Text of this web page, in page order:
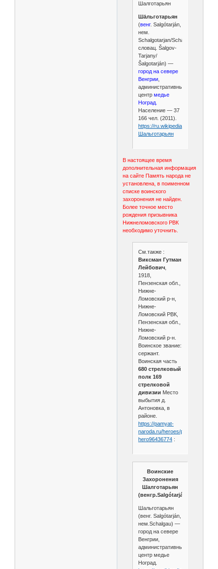
Шалготарьян
Ша́льготарьян
(венг. Salgótarján,
нем.
Schalgotarjan/Schalgau,
словац. Šalgov-
Tarjany/
Šalgotarján) —
город на севере
Венгрии,
административный
центр медье
Ноград.
Население — 37
166 чел. (2011).
https://ru.wikipedia.org/wiki/
Шальготарьян
В настоящее время
дополнительная информация
на сайте Память народа не
установлена, в поименном
списке воинского
захоронения не найден.
Более точное место
рождения призывника
Нижнеломовского РВК
необходимо уточнить.
См.также :
Виксман Гутман
Лейбович,
1918,
Пензенская обл.,
Нижне-
Ломовский р-н,
Нижне-
Ломовский РВК,
Пензенская обл.,
Нижне-
Ломовский р-н.
Воинское звание:
сержант.
Воинская часть
680 стрелковый
полк 169
стрелковой
дивизии Место
выбытия д.
Антоновка, в
районе.
https://pamyat-
naroda.ru/heroes/person-
hero96436774:
Воинские
Захоронения
Шалготарьян
(венгр.Salgótarján)
Шальготарьян
(венг. Salgótarján,
нем.Schalgau) —
город на севере
Венгрии,
административный
центр медье
Ноград.